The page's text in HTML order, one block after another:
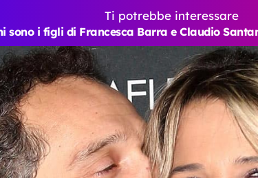
Ti potrebbe interessare
sono i figli di Francesca Barra e Claudio